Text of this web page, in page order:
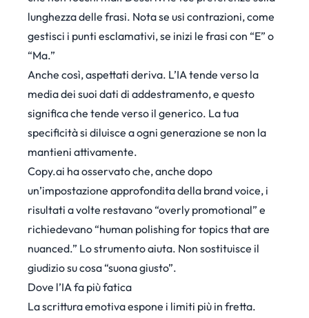
lunghezza delle frasi. Nota se usi contrazioni, come
gestisci i punti esclamativi, se inizi le frasi con “E” o
“Ma.”
Anche così, aspettati deriva. L’IA tende verso la
media dei suoi dati di addestramento, e questo
significa che tende verso il generico. La tua
specificità si diluisce a ogni generazione se non la
mantieni attivamente.
Copy.ai ha osservatoche, anche dopo
un’impostazione approfondita della brand voice, i
risultati a volte restavano “overly promotional” e
richiedevano “human polishing for topics that are
nuanced.” Lo strumento aiuta. Non sostituisce il
giudizio su cosa “suona giusto”.
Dove l’IA fa più fatica
La scrittura emotiva espone i limiti più in fretta.